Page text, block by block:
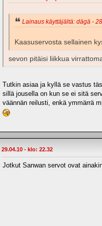
Lainaus käyttäjältä: dägä -
Kaasuservosta sellainen
sevon pitäisi liikkua
Tutkin asiaa ja kyllä se vastus
sillä jousella on kun se ei sitä
väännän reilusti, enkä ymmärrä
29.04.10 - klo: 22.32
Jotkut Sanwan servot ovat